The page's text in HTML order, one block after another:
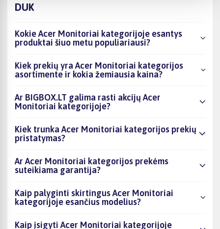
DUK
Kokie Acer Monitoriai kategorijoje esantys
produktai šiuo metu populiariausi?
Kiek prekių yra Acer Monitoriai kategorijos
asortimente ir kokia žemiausia kaina?
Ar BIGBOX.LT galima rasti akcijų Acer
Monitoriai kategorijoje?
Kiek trunka Acer Monitoriai kategorijos prekių
pristatymas?
Ar Acer Monitoriai kategorijos prekėms
suteikiama garantija?
Kaip palyginti skirtingus Acer Monitoriai
kategorijoje esančius modelius?
Kaip įsigyti Acer Monitoriai kategorijoje